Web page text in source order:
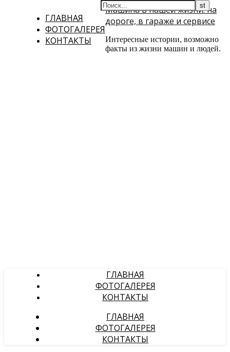
ГЛАВНАЯ
ФОТОГАЛЕРЕЯ
КОНТАКТЫ
Машина в нашей жизни: на
дороге, в гараже и сервисе
Интересные истории, возможно
факты из жизни машин и людей.
ГЛАВНАЯ
ФОТОГАЛЕРЕЯ
КОНТАКТЫ
ГЛАВНАЯ
ФОТОГАЛЕРЕЯ
КОНТАКТЫ